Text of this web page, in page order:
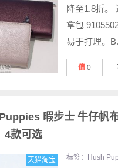
降至1.8折。
拿包
易于打理。
值 0
暇步士 牛仔帆
4款可选
天猫淘宝 标签： Hush